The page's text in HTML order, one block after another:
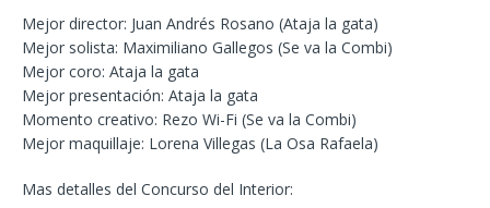
Mejor director: Juan Andrés Rosano (Ataja la gata)
Mejor solista: Maximiliano Gallegos (Se va la Combi)
Mejor coro: Ataja la gata
Mejor presentación: Ataja la gata
Momento creativo: Rezo Wi-Fi (Se va la Combi)
Mejor maquillaje: Lorena Villegas (La Osa Rafaela)
Mas detalles del Concurso del Interior: